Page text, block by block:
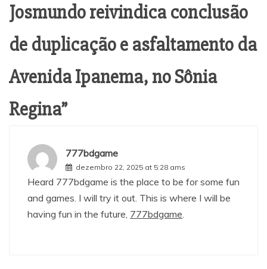
Josmundo reivindica conclusão
de duplicação e asfaltamento da
Avenida Ipanema, no Sônia
Regina”
777bdgame
dezembro 22, 2025 at 5:28 ams
Heard 777bdgame is the place to be for some fun
and games. I will try it out. This is where I will be
having fun in the future, 777bdgame.